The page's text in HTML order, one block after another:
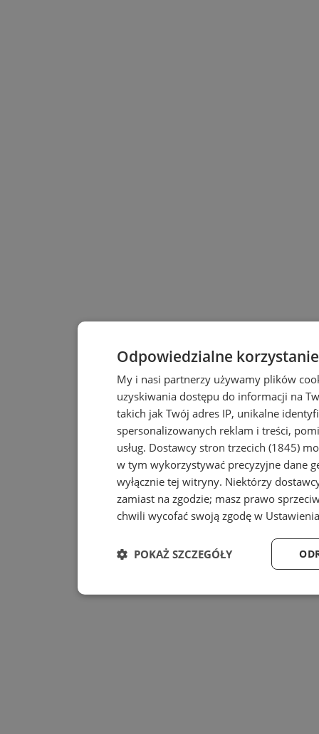
Odpowiedzialne
My i nasi partnerzy używamy plików
uzyskiwania dostępu do informacji na
takich jak Twój adres IP, unikalne
spersonalizowanych reklam i treści,
usług. Dostawcy stron trzecich (1845)
w tym wykorzystywać precyzyjne dane
wyłącznie tej witryny. Niektórzy
zamiast na zgodzie; masz prawo
chwili wycofać swoją zgodę w
POKAŻ SZCZEGÓŁY
Niezbędne Wydajność